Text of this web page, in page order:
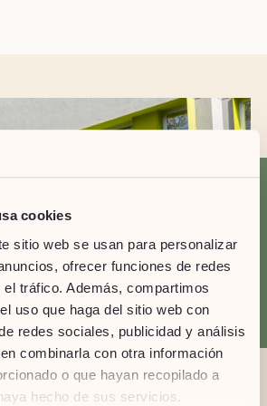
cookies
sitio web se usan para personalizar
ofrecer funciones de redes
tráfico. Además, compartimos
uso que haga del sitio web con
redes sociales, publicidad y análisis
combinarla con otra información
o que hayan recopilado a
hecho de sus servicios.
MADRID